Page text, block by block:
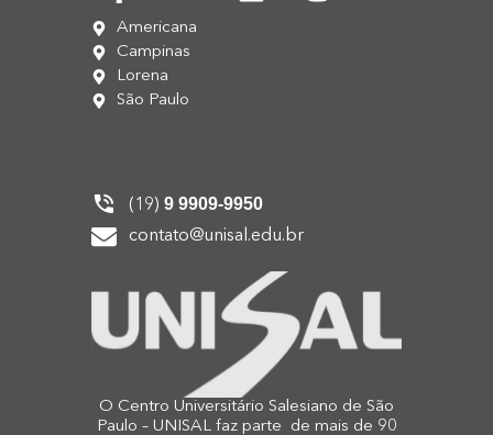
Americana
Campinas
Lorena
São Paulo
(19) 9 9909-9950
contato@unisal.edu.br
O Centro Universitário Salesiano de São
Paulo – UNISAL faz parte de mais de 90